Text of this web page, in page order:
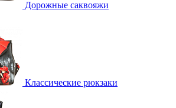
Дорожные саквояжи
Классические рюкзаки